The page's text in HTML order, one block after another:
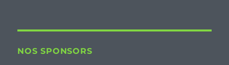
NOS SPONSORS